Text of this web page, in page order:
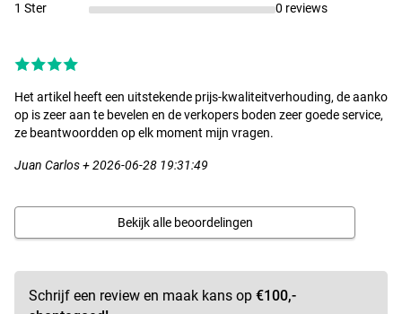
1 Ster
0 reviews
Het artikel heeft een uitstekende prijs-kwaliteitverhouding, de aanko
op is zeer aan te bevelen en de verkopers boden zeer goede service,
ze beantwoordden op elk moment mijn vragen.
Juan Carlos + 2026-06-28 19:31:49
Bekijk alle beoordelingen
Schrijf een review en maak kans op €100,-